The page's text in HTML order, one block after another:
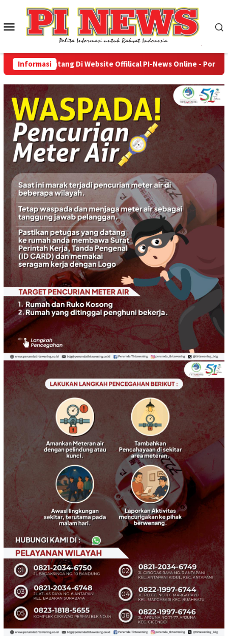
konten
Menu
Mobile
Informasi
Datang Di Website Offilical PI-News Online - Portal